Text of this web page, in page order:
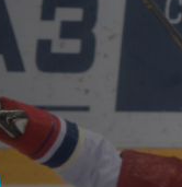
Локомотив
Шанхайские Драконы